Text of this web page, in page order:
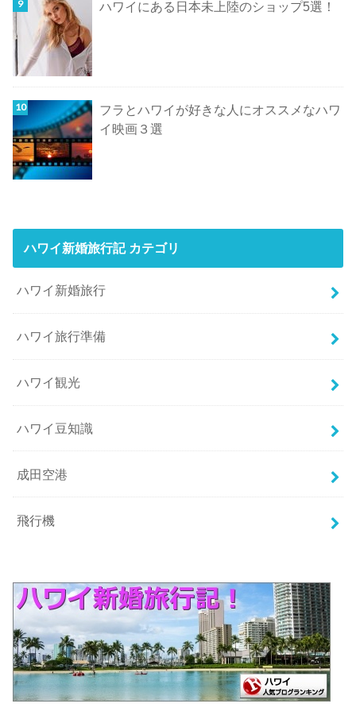
ハワイにある日本未上陸のショップ5選！
フラとハワイが好きな人にオススメなハワ
イ映画３選
ハワイ新婚旅行記 カテゴリ
ハワイ新婚旅行
ハワイ旅行準備
ハワイ観光
ハワイ豆知識
成田空港
飛行機